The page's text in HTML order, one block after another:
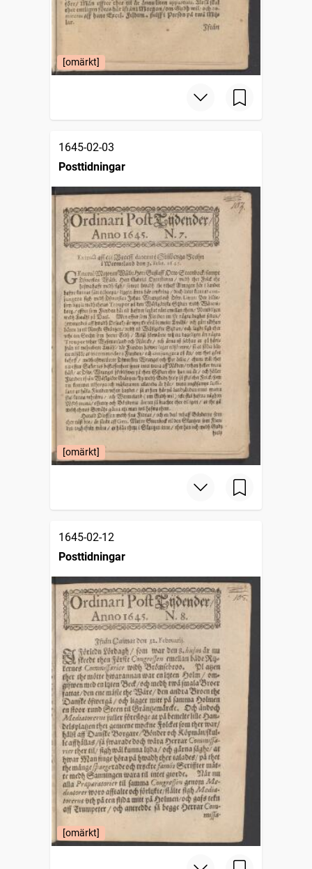
[omärkt]
1645-02-03
Posttidningar
[omärkt]
1645-02-12
Posttidningar
[omärkt]